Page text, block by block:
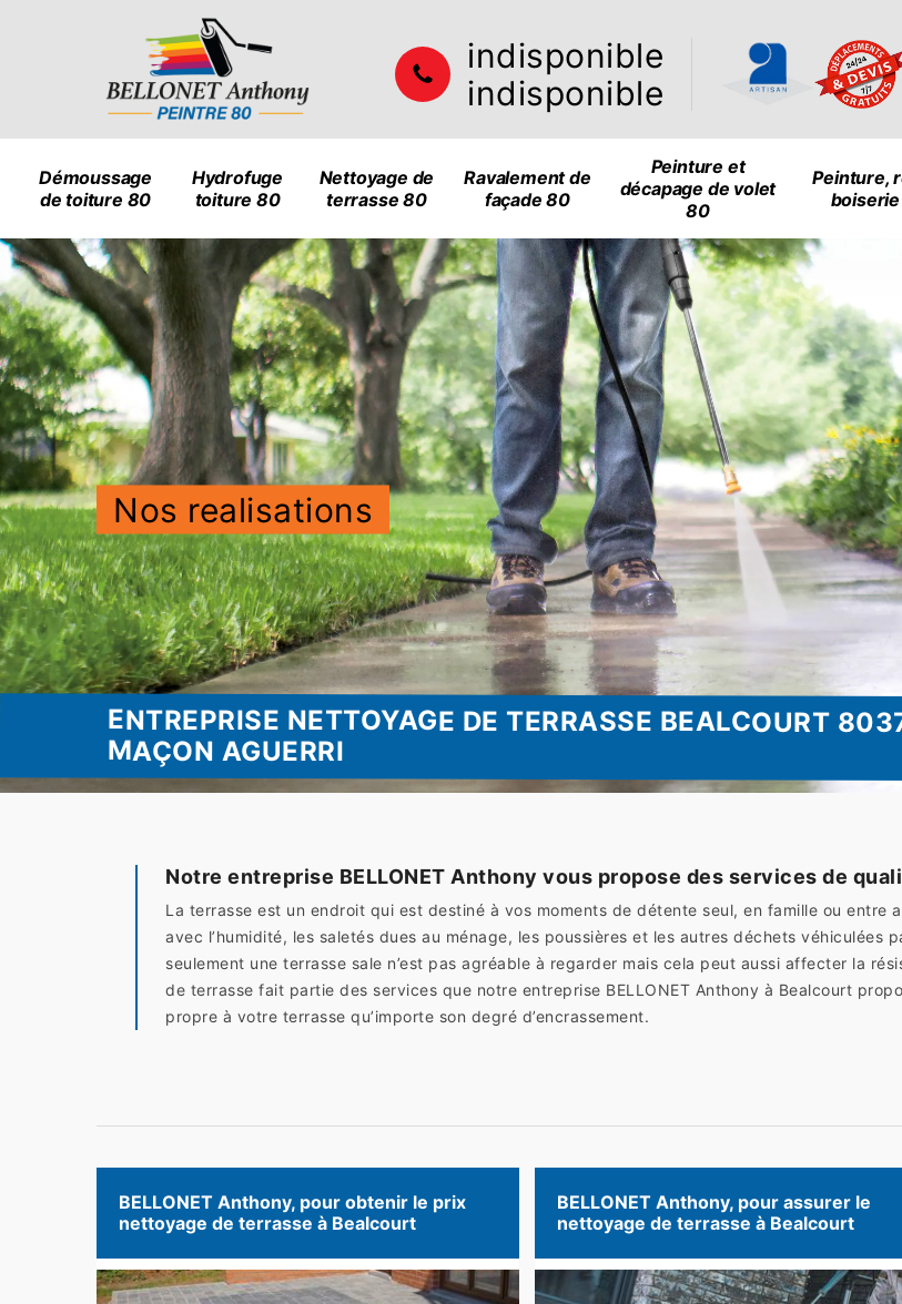
indisponible
indisponible
Démoussage
de toiture 80
Hydrofuge
toiture 80
Nettoyage de
terrasse 80
Ravalement de
façade 80
Peinture et
décapage de volet
80
Peinture,
Nos realisations
ENTREPRISE NETTOYAGE DE TERRASSE BEALCOURT
MAÇON AGUERRI
Notre entreprise BELLONET Anthony vous propose des services de
La terrasse est un endroit qui est destiné à vos moments de détente seul, en famille ou
avec l’humidité, les saletés dues au ménage, les poussières et les autres déchets véhiculées
seulement une terrasse sale n’est pas agréable à regarder mais cela peut aussi affecter la
de terrasse fait partie des services que notre entreprise BELLONET Anthony à Bealcourt
propre à votre terrasse qu’importe son degré d’encrassement.
BELLONET Anthony, pour obtenir le prix
nettoyage de terrasse à Bealcourt
BELLONET Anthony, pour assurer le
nettoyage de terrasse à Bealcourt